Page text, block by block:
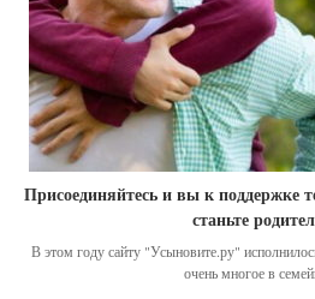
Присоединяйтесь и вы к поддержке
станьте
В этом году сайту "Усыновите.ру"
очень многое в